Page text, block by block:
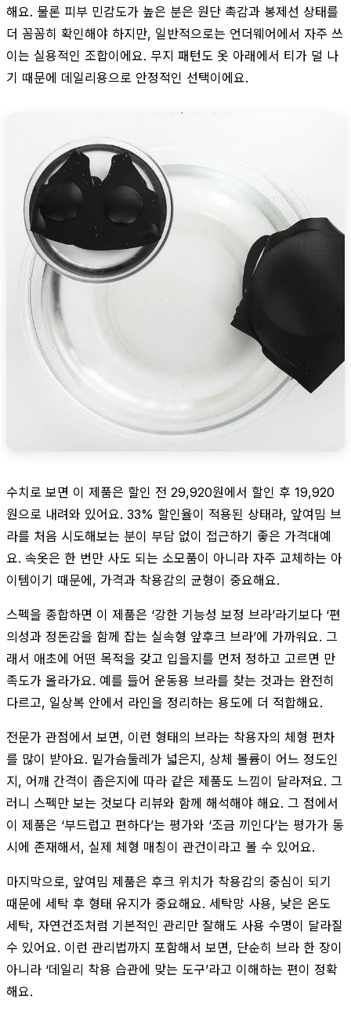
해요. 물론 피부 민감도가 높은 분은 원단 촉감과 봉제선 상태를
더 꼼꼼히 확인해야 하지만, 일반적으로는 언더웨어에서 자주 쓰
이는 실용적인 조합이에요. 무지 패턴도 옷 아래에서 티가 덜 나
기 때문에 데일리용으로 안정적인 선택이에요.
수치로 보면 이 제품은 할인 전 29,920원에서 할인 후 19,920
원으로 내려와 있어요. 33% 할인율이 적용된 상태라, 앞여밈 브
라를 처음 시도해보는 분이 부담 없이 접근하기 좋은 가격대예
요. 속옷은 한 번만 사도 되는 소모품이 아니라 자주 교체하는 아
이템이기 때문에, 가격과 착용감의 균형이 중요해요.
스펙을 종합하면 이 제품은 ‘강한 기능성 보정 브라’라기보다 ‘편
의성과 정돈감을 함께 잡는 실속형 앞후크 브라’에 가까워요. 그
래서 애초에 어떤 목적을 갖고 입을지를 먼저 정하고 고르면 만
족도가 올라가요. 예를 들어 운동용 브라를 찾는 것과는 완전히
다르고, 일상복 안에서 라인을 정리하는 용도에 더 적합해요.
전문가 관점에서 보면, 이런 형태의 브라는 착용자의 체형 편차
를 많이 받아요. 밑가슴둘레가 넓은지, 상체 볼륨이 어느 정도인
지, 어깨 간격이 좁은지에 따라 같은 제품도 느낌이 달라져요. 그
러니 스펙만 보는 것보다 리뷰와 함께 해석해야 해요. 그 점에서
이 제품은 ‘부드럽고 편하다’는 평가와 ‘조금 끼인다’는 평가가 동
시에 존재해서, 실제 체형 매칭이 관건이라고 볼 수 있어요.
마지막으로, 앞여밈 제품은 후크 위치가 착용감의 중심이 되기
때문에 세탁 후 형태 유지가 중요해요. 세탁망 사용, 낮은 온도
세탁, 자연건조처럼 기본적인 관리만 잘해도 사용 수명이 달라질
수 있어요. 이런 관리법까지 포함해서 보면, 단순히 브라 한 장이
아니라 ‘데일리 착용 습관에 맞는 도구’라고 이해하는 편이 정확
해요.